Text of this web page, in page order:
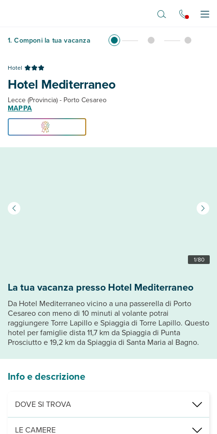
1. Componi la tua vacanza
Hotel
Hotel Mediterraneo
Lecce (Provincia) - Porto Cesareo
MAPPA
1/80
La tua vacanza presso Hotel Mediterraneo
Da Hotel Mediterraneo vicino a una passerella di Porto
Cesareo con meno di 10 minuti al volante potrai
raggiungere Torre Lapillo e Spiaggia di Torre Lapillo. Questo
hotel per famiglie dista 11,7 km da Spiaggia di Punta
Prosciutto e 19,2 km da Spiaggia di Santa Maria al Bagno.
Info e descrizione
DOVE SI TROVA
Nelle vicinanze di: Spiaggia di Porto Cesareo
LE CAMERE